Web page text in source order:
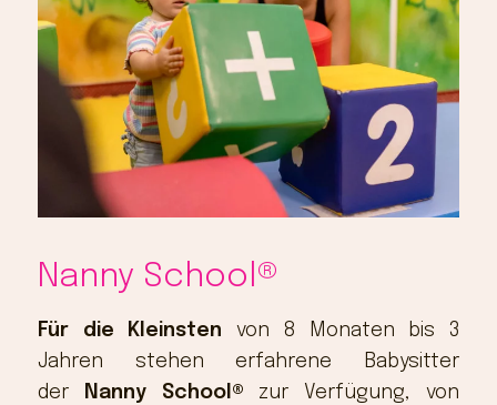
Nanny School®
Für die Kleinsten von 8 Monaten bis 3
Jahren stehen erfahrene Babysitter
der
Nanny School® zur Verfügung, von